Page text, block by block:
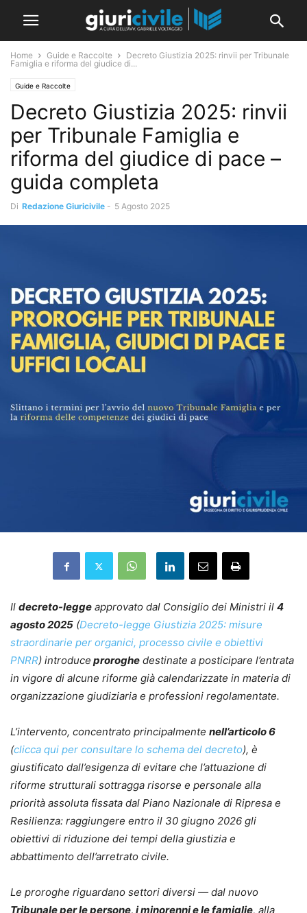
Home Guide e Raccolte
Decreto Giustizia 2025: rinvii per Tribunale
Famiglia e riforma del giudice di...
Guide e Raccolte
Decreto Giustizia 2025: rinvii
per Tribunale Famiglia e
riforma del giudice di pace –
guida completa
Di Redazione Giuricivile - 5 Agosto 2025
Il decreto-legge approvato dal Consiglio dei Ministri il 4
agosto 2025 (Decreto-legge Giustizia 2025: misure
straordinarie per organici, processo civile e obiettivi
PNRR) introduce proroghe destinate a posticipare l’entrata
in vigore di alcune riforme già calendarizzate in materia di
organizzazione giudiziaria e professioni regolamentate.
L’intervento, concentrato principalmente nell’articolo 6
(clicca qui per consultare lo schema del decreto), è
giustificato dall’esigenza di evitare che l’attuazione di
riforme strutturali sottragga risorse e personale alla
priorità assoluta fissata dal Piano Nazionale di Ripresa e
Resilienza: raggiungere entro il 30 giugno 2026 gli
obiettivi di riduzione dei tempi della giustizia e
abbattimento dell’arretrato civile.
Le proroghe riguardano settori diversi — dal nuovo
Tribunale per le persone, i minorenni e le famiglie, alla